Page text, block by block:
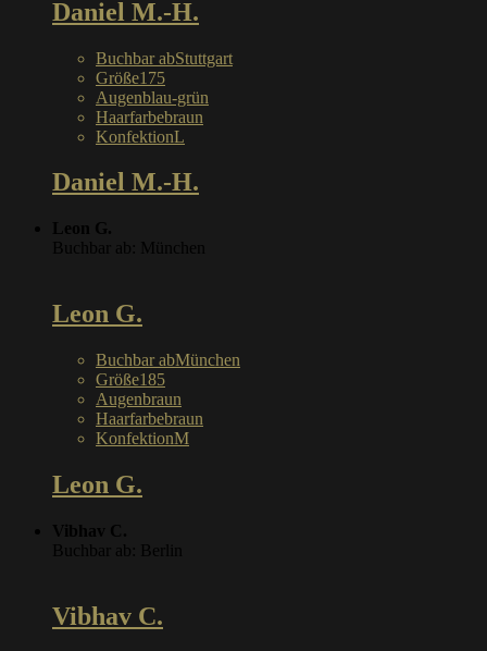
Daniel M.-H.
Buchbar abStuttgart
Größe175
Augenblau-grün
Haarfarbebraun
KonfektionL
Daniel M.-H.
Leon G.
Buchbar ab: München
Leon G.
Buchbar abMünchen
Größe185
Augenbraun
Haarfarbebraun
KonfektionM
Leon G.
Vibhav C.
Buchbar ab: Berlin
Vibhav C.